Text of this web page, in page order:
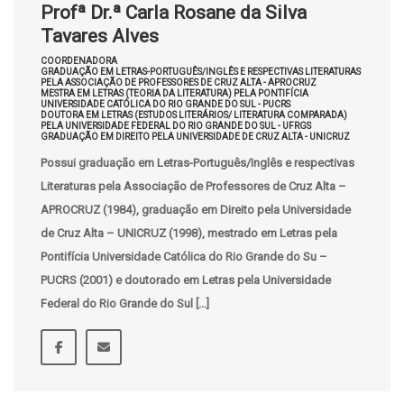
Profª Dr.ª Carla Rosane da Silva
Tavares Alves
COORDENADORA
GRADUAÇÃO EM LETRAS-PORTUGUÊS/INGLÊS E RESPECTIVAS LITERATURAS
PELA ASSOCIAÇÃO DE PROFESSORES DE CRUZ ALTA - APROCRUZ
MESTRA EM LETRAS (TEORIA DA LITERATURA) PELA PONTIFÍCIA
UNIVERSIDADE CATÓLICA DO RIO GRANDE DO SUL - PUCRS
DOUTORA EM LETRAS (ESTUDOS LITERÁRIOS/ LITERATURA COMPARADA)
PELA UNIVERSIDADE FEDERAL DO RIO GRANDE DO SUL - UFRGS
GRADUAÇÃO EM DIREITO PELA UNIVERSIDADE DE CRUZ ALTA - UNICRUZ
Possui graduação em Letras-Português/Inglês e respectivas
Literaturas pela Associação de Professores de Cruz Alta –
APROCRUZ (1984), graduação em Direito pela Universidade
de Cruz Alta – UNICRUZ (1998), mestrado em Letras pela
Pontifícia Universidade Católica do Rio Grande do Su –
PUCRS (2001) e doutorado em Letras pela Universidade
Federal do Rio Grande do Sul […]